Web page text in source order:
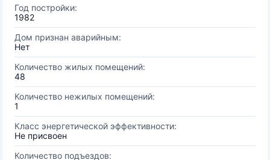
Год постройки:
1982
Дом признан аварийным:
Нет
Количество жилых помещений:
48
Количество нежилых помещений:
1
Класс энергетической эффективности:
Не присвоен
Количество подъездов: